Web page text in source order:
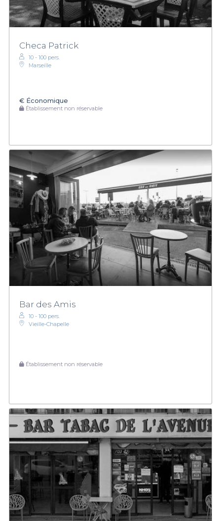
Checa Patrick
10 - 100 pers.
Marseille
€ Économique
Établissement non réservable
Bar des Amis
10 - 100 pers.
Vieille-Chapelle
Établissement non réservable